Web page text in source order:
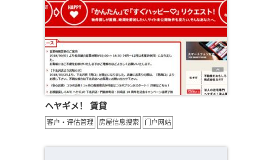
ヘヤギメ！ 賃貸
客户・评估管理 房屋信息搜索 门户网站